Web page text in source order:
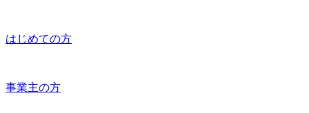
はじめての方
事業主の方